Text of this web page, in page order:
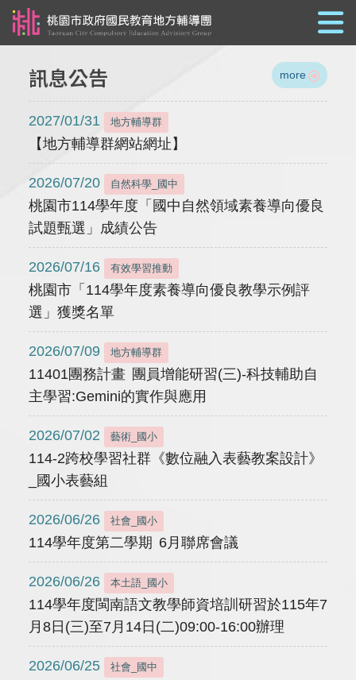
訊息公告 more
2027/01/31 地方輔導群
【地方輔導群網站網址】
2026/07/20 自然科學_國中
桃園市114學年度「國中自然領域素養導向優良
試題甄選」成績公告
2026/07/16 有效學習推動
桃園市「114學年度素養導向優良教學示例評
選」獲獎名單
2026/07/09 地方輔導群
11401團務計畫 團員增能研習(三)-科技輔助自
主學習:Gemini的實作與應用
2026/07/02 藝術_國小
114-2跨校學習社群《數位融入表藝教案設計》
_國小表藝組
2026/06/26 社會_國小
114學年度第二學期 6月聯席會議
2026/06/26 本土語_國小
114學年度閩南語文教學師資培訓研習於115年7
月8日(三)至7月14日(二)09:00-16:00辦理
2026/06/25 社會_國中